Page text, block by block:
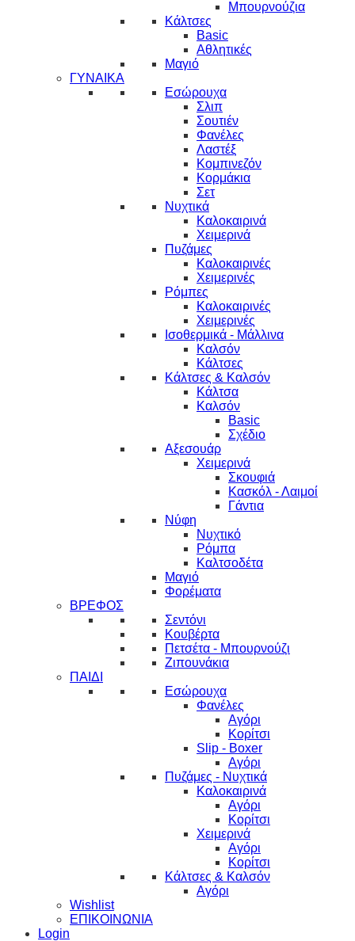
Μπουρνούζια
Κάλτσες
Basic
Αθλητικές
Μαγιό
ΓΥΝΑΙΚΑ
Εσώρουχα
Σλιπ
Σουτιέν
Φανέλες
Λαστέξ
Κομπινεζόν
Κορμάκια
Σετ
Νυχτικά
Καλοκαιρινά
Χειμερινά
Πυζάμες
Καλοκαιρινές
Χειμερινές
Ρόμπες
Καλοκαιρινές
Χειμερινές
Ισοθερμικά - Μάλλινα
Καλσόν
Κάλτσες
Κάλτσες & Καλσόν
Κάλτσα
Καλσόν
Basic
Σχέδιο
Αξεσουάρ
Χειμερινά
Σκουφιά
Κασκόλ - Λαιμοί
Γάντια
Νύφη
Νυχτικό
Ρόμπα
Καλτσοδέτα
Μαγιό
Φορέματα
ΒΡΕΦΟΣ
Σεντόνι
Κουβέρτα
Πετσέτα - Μπουρνούζι
Ζιπουνάκια
ΠΑΙΔΙ
Εσώρουχα
Φανέλες
Αγόρι
Κορίτσι
Slip - Boxer
Αγόρι
Πυζάμες - Νυχτικά
Καλοκαιρινά
Αγόρι
Κορίτσι
Χειμερινά
Αγόρι
Κορίτσι
Κάλτσες & Καλσόν
Αγόρι
Wishlist
ΕΠΙΚΟΙΝΩΝΙΑ
Login